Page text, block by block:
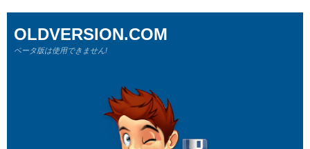
OLDVERSION.COM
ベータ版は使用できません!